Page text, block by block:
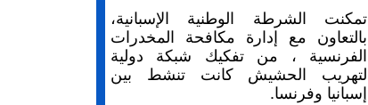
تمكنت الشرطة الوطنية الإسبانية،
بالتعاون مع إدارة مكافحة المخدرات
الفرنسية ، من تفكيك شبكة دولية
لتهريب الحشيش كانت تنشط بين
إسبانيا وفرنسا.